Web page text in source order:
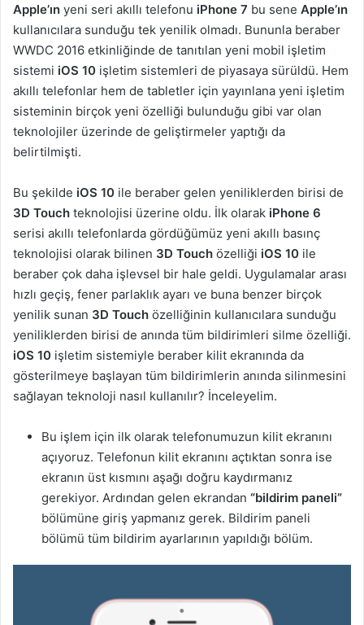
Apple’ın yeni seri akıllı telefonu iPhone 7 bu sene Apple’ın
kullanıcılara sunduğu tek yenilik olmadı. Bununla beraber
WWDC 2016 etkinliğinde de tanıtılan yeni mobil işletim
sistemi iOS 10 işletim sistemleri de piyasaya sürüldü. Hem
akıllı telefonlar hem de tabletler için yayınlana yeni işletim
sisteminin birçok yeni özelliği bulunduğu gibi var olan
teknolojiler üzerinde de geliştirmeler yaptığı da
belirtilmişti.
Bu şekilde iOS 10 ile beraber gelen yeniliklerden birisi de
3D Touch teknolojisi üzerine oldu. İlk olarak iPhone 6
serisi akıllı telefonlarda gördüğümüz yeni akıllı basınç
teknolojisi olarak bilinen 3D Touch özelliği iOS 10 ile
beraber çok daha işlevsel bir hale geldi. Uygulamalar arası
hızlı geçiş, fener parlaklık ayarı ve buna benzer birçok
yenilik sunan 3D Touch özelliğinin kullanıcılara sunduğu
yeniliklerden birisi de anında tüm bildirimleri silme özelliği.
iOS 10 işletim sistemiyle beraber kilit ekranında da
gösterilmeye başlayan tüm bildirimlerin anında silinmesini
sağlayan teknoloji nasıl kullanılır? İnceleyelim.
Bu işlem için ilk olarak telefonumuzun kilit ekranını
açıyoruz. Telefonun kilit ekranını açtıktan sonra ise
ekranın üst kısmını aşağı doğru kaydırmanız
gerekiyor. Ardından gelen ekrandan “bildirim paneli”
bölümüne giriş yapmanız gerek. Bildirim paneli
bölümü tüm bildirim ayarlarının yapıldığı bölüm.